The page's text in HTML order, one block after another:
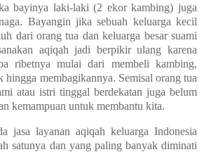
bayinya laki-laki (2 ekor kambing) juga
Bayangin jika sebuah keluarga kecil
dari orang tua dan keluarga besar suami
aqiqah jadi berpikir ulang karena
ribetnya mulai dari membeli kambing,
hingga membagikannya. Semisal orang tua
atau istri tinggal berdekatan juga belum
kemampuan untuk membantu kita.
jasa layanan aqiqah keluarga Indonesia
satunya dan yang paling banyak diminati